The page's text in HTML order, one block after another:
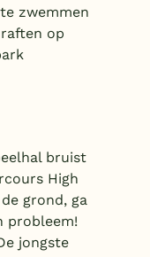
zwemmen
op
bruist
High
grond, ga
probleem!
jongste